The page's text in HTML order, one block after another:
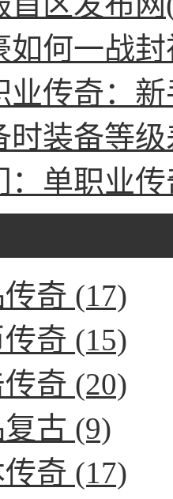
如何一战
业传奇：
时装备等
：单职业
奇 (17)
奇 (15)
奇 (20)
古 (9)
奇 (17)